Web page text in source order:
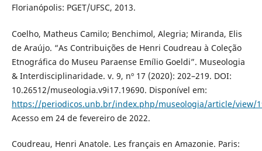
Florianópolis: PGET/UFSC, 2013.
Coelho, Matheus Camilo; Benchimol, Alegria; Miranda, Elis
de Araújo. “As Contribuições de Henri Coudreau à Coleção
Etnográfica do Museu Paraense Emílio Goeldi”. Museologia
& Interdisciplinaridade. v. 9, nº 17 (2020): 202–219. DOI:
10.26512/museologia.v9i17.19690. Disponível em:
https://periodicos.unb.br/index.php/museologia/article/view/
Acesso em 24 de fevereiro de 2022.
Coudreau, Henri Anatole. Les français en Amazonie. Paris: